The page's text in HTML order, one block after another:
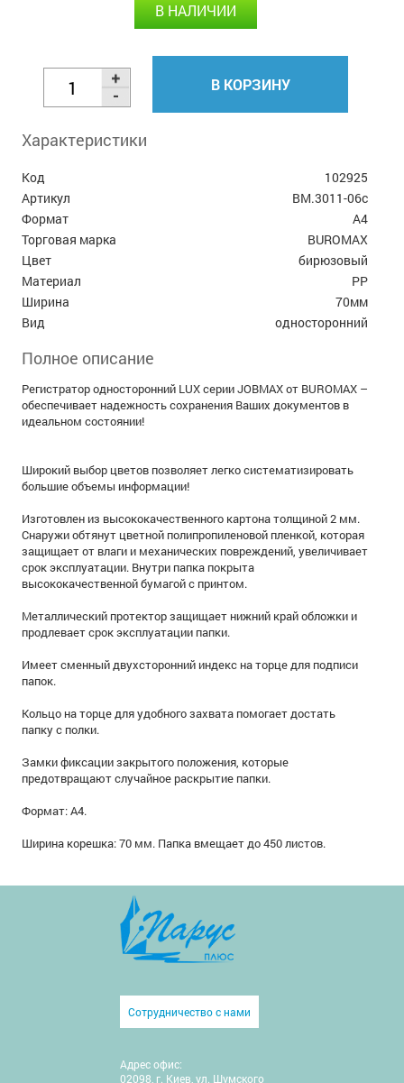
В НАЛИЧИИ
В КОРЗИНУ
Характеристики
Код
102925
Артикул
BM.3011-06c
Формат
А4
Торговая марка
BUROMAX
Цвет
бирюзовый
Материал
PP
Ширина
70мм
Вид
односторонний
Полное описание
Регистратор односторонний LUX серии JOBMAX от BUROMAX –
обеспечивает надежность сохранения Ваших документов в
идеальном состоянии!
Широкий выбор цветов позволяет легко систематизировать
большие объемы информации!
Изготовлен из высококачественного картона толщиной 2 мм.
Снаружи обтянут цветной полипропиленовой пленкой, которая
защищает от влаги и механических повреждений, увеличивает
срок эксплуатации. Внутри папка покрыта
высококачественной бумагой с принтом.
Металлический протектор защищает нижний край обложки и
продлевает срок эксплуатации папки.
Имеет сменный двухсторонний индекс на торце для подписи
папок.
Кольцо на торце для удобного захвата помогает достать
папку с полки.
Замки фиксации закрытого положения, которые
предотвращают случайное раскрытие папки.
Формат: А4.
Ширина корешка: 70 мм. Папка вмещает до 450 листов.
Сотрудничество с нами
Адрес офис:
02098, г. Киев, ул. Шумского